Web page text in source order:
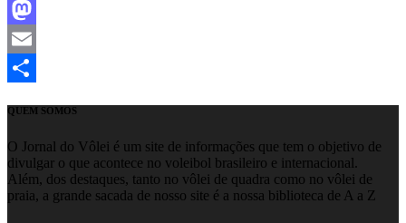
Facebook
Mastodon
Email
QUEM SOMOS
O Jornal do Vôlei é um site de informações que tem o objetivo de
divulgar o que acontece no voleibol brasileiro e internacional.
Além, dos destaques, tanto no vôlei de quadra como no vôlei de
praia, a grande sacada de nosso site é a nossa biblioteca de A a Z